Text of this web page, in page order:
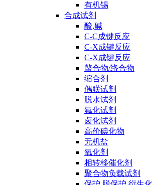
有机锡
合成试剂
酸,碱
C-C成键反应
C-X成键反应
C-X成键反应
螯合物/络合物
缩合剂
偶联试剂
脱水试剂
氟化试剂
卤化试剂
高价碘化物
无机盐
氧化剂
相转移催化剂
聚合物负载试剂